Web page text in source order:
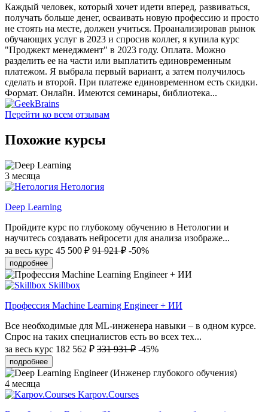
Каждый человек, который хочет идети вперед, развиваться,
получать больше денег, осваивать новую профессию и просто
не стоять на месте, должен учиться. Проанализировав рынок
обучающих услуг в 2023 и спросив коллег, я купила курс
"Проджект менеджмент" в 2023 году. Оплата. Можно
разделить ее на части или выплатить единовременным
платежом. Я выбрала первый вариант, а затем получилось
сделать и второй. При платеже единовременном есть скидки.
Формат. Онлайн. Имеются семинары, библиотека...
Перейти ко всем отзывам
Похожие курсы
3 месяца
Нетология
Deep Learning
Пройдите курс по глубокому обучению в Нетологии и
научитесь создавать нейросети для анализа изображе...
за весь курс 45 500 ₽ 91 921 ₽ -50%
подробнее
Skillbox
Профессия Machine Learning Engineer + ИИ
Все необходимые для ML-инженера навыки – в одном курсе.
Спрос на таких специалистов есть во всех тех...
за весь курс 182 562 ₽ 331 931 ₽ -45%
подробнее
4 месяца
Karpov.Courses